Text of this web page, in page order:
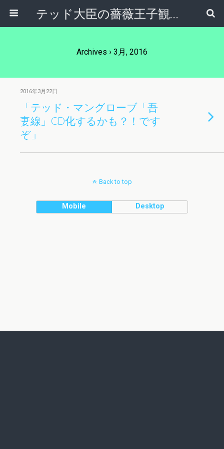
テッド大臣の薔薇王子観察日記
Archives › 3月, 2016
2016年3月22日
「テッド・マングローブ「吾
妻線」CD化するかも？！です
ぞ」
Back to top
Mobile Desktop